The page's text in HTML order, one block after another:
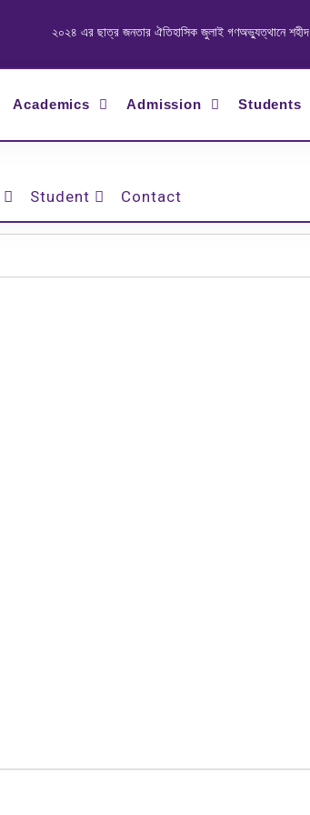
২০২৪ এর ছাত্র জনতার ঐতিহাসিক জুলাই গণঅভ্যুত্থানে শহীদ
Academics Admission Students
Student Contact